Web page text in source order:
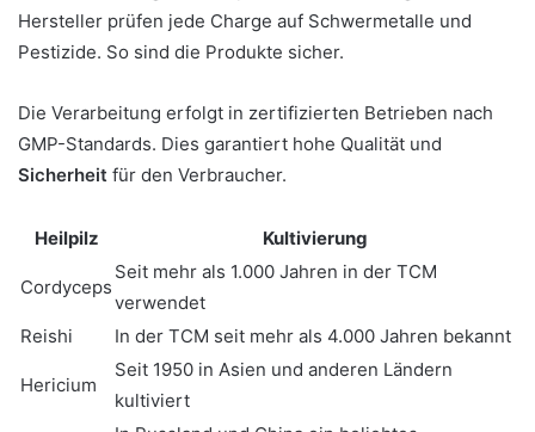
Hersteller prüfen jede Charge auf Schwermetalle und
Pestizide. So sind die Produkte sicher.
Die Verarbeitung erfolgt in zertifizierten Betrieben nach
GMP-Standards. Dies garantiert hohe Qualität und
Sicherheit für den Verbraucher.
Heilpilz Kultivierung
Cordyceps
Seit mehr als 1.000 Jahren in der TCM
verwendet
Reishi
In der TCM seit mehr als 4.000 Jahren bekannt
Hericium
Seit 1950 in Asien und anderen Ländern
kultiviert